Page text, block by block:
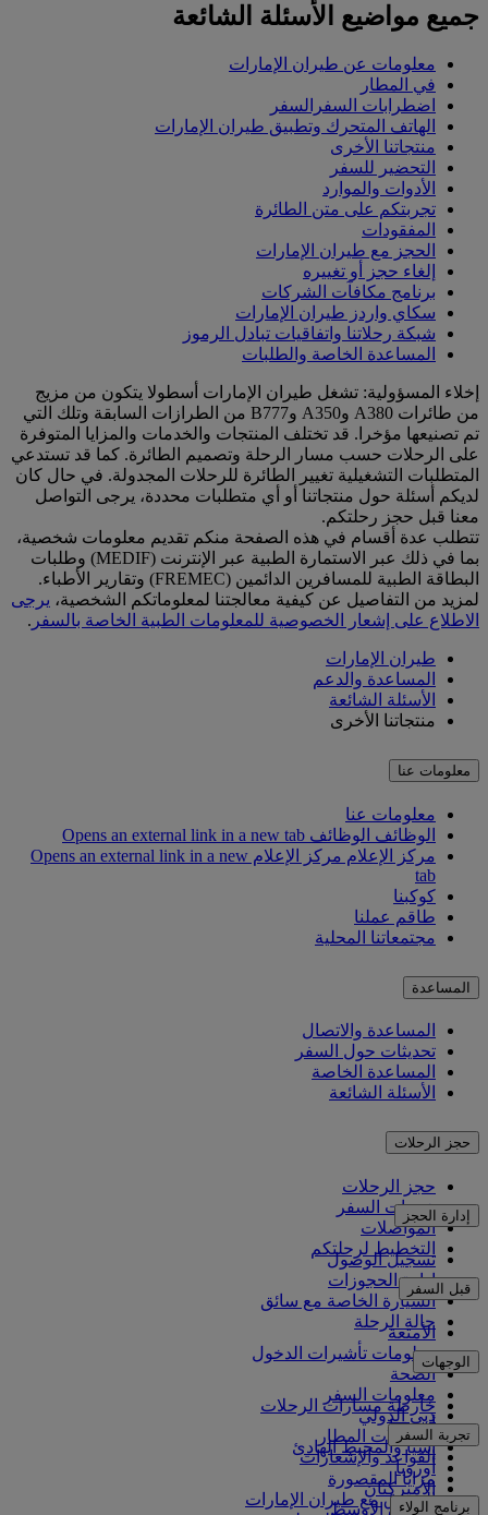
جميع مواضيع الأسئلة الشائعة
معلومات عن طيران الإمارات
في المطار
اضطرابات السفرالسفر
الهاتف المتحرك وتطبيق طيران الإمارات
منتجاتنا الأخرى
التحضير للسفر
الأدوات والموارد
تجربتكم على متن الطائرة
المفقودات
الحجز مع طيران الإمارات
إلغاء حجز أو تغييره
برنامج مكافآت الشركات
سكاي واردز طيران الإمارات
شبكة رحلاتنا واتفاقيات تبادل الرموز
المساعدة الخاصة والطلبات
إخلاء المسؤولية: تشغل طيران الإمارات أسطولا يتكون من مزيج
من طائرات A380 وA350 وB777 من الطرازات السابقة وتلك التي
تم تصنيعها مؤخرا. قد تختلف المنتجات والخدمات والمزايا المتوفرة
على الرحلات حسب مسار الرحلة وتصميم الطائرة. كما قد تستدعي
المتطلبات التشغيلية تغيير الطائرة للرحلات المجدولة. في حال كان
لديكم أسئلة حول منتجاتنا أو أي متطلبات محددة، يرجى التواصل
معنا قبل حجز رحلتكم.
تتطلب عدة أقسام في هذه الصفحة منكم تقديم معلومات شخصية،
بما في ذلك عبر الاستمارة الطبية عبر الإنترنت (MEDIF) وطلبات
البطاقة الطبية للمسافرين الدائمين (FREMEC) وتقارير الأطباء.
لمزيد من التفاصيل عن كيفية معالجتنا لمعلوماتكم الشخصية، يرجى
الاطلاع على إشعار الخصوصية للمعلومات الطبية الخاصة بالسفر .
طيران الإمارات
المساعدة والدعم
الأسئلة الشائعة
منتجاتنا الأخرى
معلومات عنا
معلومات عنا
الوظائف الوظائف Opens an external link in a new tab
مركز الإعلام
مركز الإعلام Opens an external link in a new
tab
كوكبنا
طاقم عملنا
مجتمعاتنا المحلية
المساعدة
المساعدة والاتصال
تحديثات حول السفر
المساعدة الخاصة
الأسئلة الشائعة
حجز الرحلات
حجز الرحلات
خدمات السفر
المواصلات
التخطيط لرحلتكم
إدارة الحجز
تسجيل الوصول
إدارة الحجوزات
السيارة الخاصة مع سائق
حالة الرحلة
قبل السفر
الأمتعة
معلومات تأشيرات الدخول
الصحة
معلومات السفر
دبي الدولي
مواصلات المطار
القواعد والإشعارات
الوجهات
خارطة مسارات الرحلات
أفريقيا
آسيا والمحيط الهادئ
أوروبا
الأميركتان
الشرق الأوسط
تجربة السفر
مزايا المقصورة
التسوق مع طيران الإماراتبرنامج الولاء